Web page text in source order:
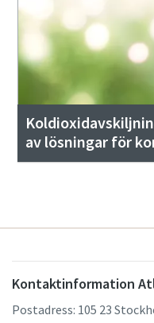
av lösningar för
Kontaktinformation
Postadress: 105 23